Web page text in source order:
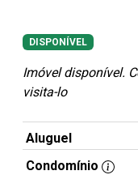
DISPONÍVEL
Imóvel disponível.
visita-lo
Aluguel
Condomínio